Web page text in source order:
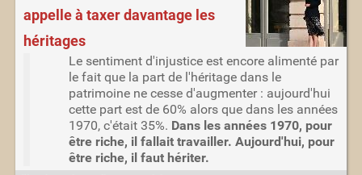
appelle à taxer davantage les
héritages
Le sentiment d'injustice est encore alimenté par
le fait que la part de l'héritage dans le
patrimoine ne cesse d'augmenter : aujourd'hui
cette part est de 60% alors que dans les années
1970, c'était 35%. Dans les années 1970, pour
être riche, il fallait travailler. Aujourd'hui, pour
être riche, il faut hériter.